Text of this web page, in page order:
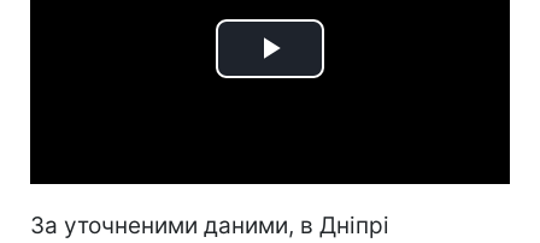
Play
За уточненими даними, в Дніпрі